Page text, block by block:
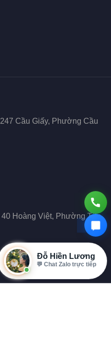
Cầu Giấy, Phường Cầu
Hoàng Việt, Phường Tân
Đỗ Hiền Lương
⭐ 4+ năm kinh nghiệm